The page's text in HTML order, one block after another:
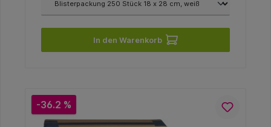
In den Warenkorb
-36.2 %